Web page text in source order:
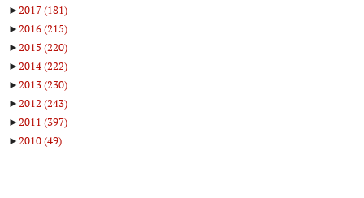
►2017(181)
►2016(215)
►2015 (220)
►2014(222)
►2013(230)
►2012 (243)
►2011 (397)
►2010(49)